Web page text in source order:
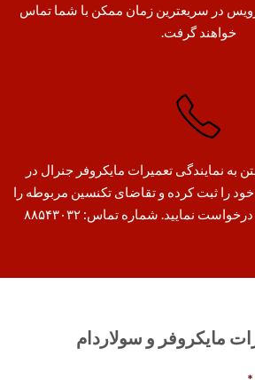
در سریعترین زمان ممکن با شما تماس
خواهند گرفت.
به نمایندگی تعمیرات مایکروفر جنرال در
را ثبت کرده و تقاضای تکنسین مربوطه را
نمایید. شماره تماس: ۸۸۵۴۳۰۳۲
مایکروفر و سولاردام
*